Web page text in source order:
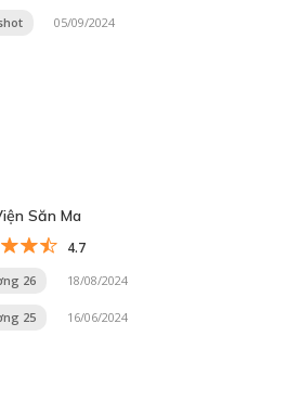
05/09/2024
Săn Ma
4.7
26 18/08/2024
25 16/06/2024